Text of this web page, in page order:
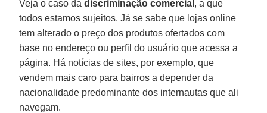
Veja o caso dadiscriminação comercial , a que
todos estamos sujeitos. Já se sabe que lojas online
tem alterado o preço dos produtos ofertados com
base no endereço ou perfil do usuário que acessa a
página. Há notícias de sites, por exemplo, que
vendem mais caro para bairros a depender da
nacionalidade predominante dos internautas que ali
navegam.